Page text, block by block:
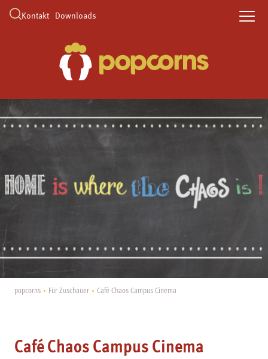
Kontakt Downloads
popcorns Für Zuschauer Café Chaos Campus Cinema
Café Chaos Campus Cinema